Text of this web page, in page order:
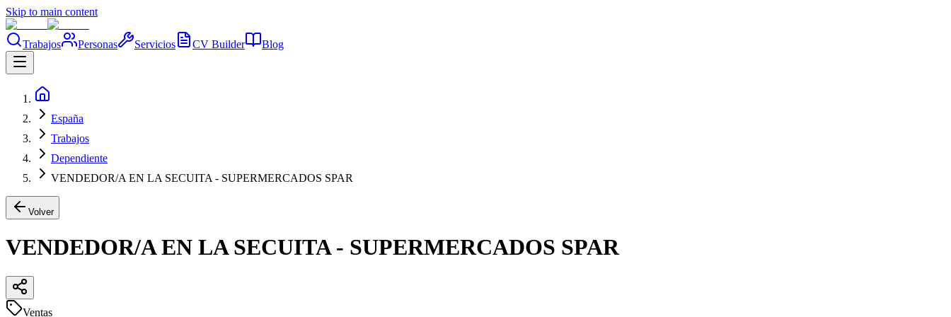
Skip to main content
Trabajos Personas Servicios CV Builder Blog
España
Trabajos
Dependiente
VENDEDOR/A EN LA SECUITA - SUPERMERCADOS SPAR
Volver
VENDEDOR/A EN LA SECUITA - SUPERMERCADOS SPAR
Ventas